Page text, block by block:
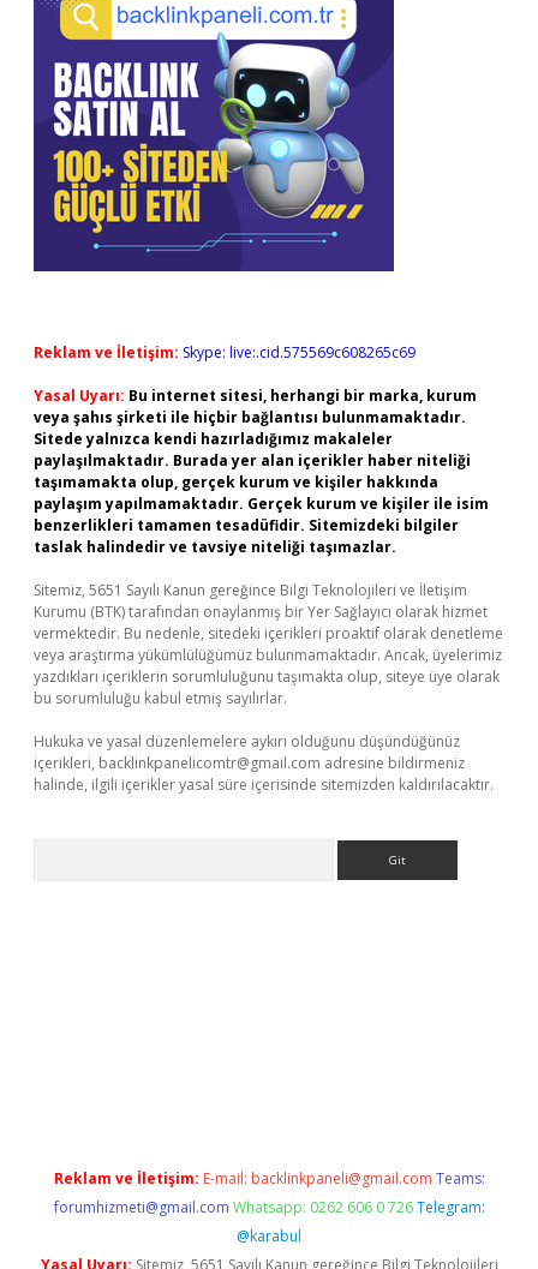
Reklam ve İletişim: Skype: live:.cid.575569c608265c69
Yasal Uyarı: Bu internet sitesi, herhangi bir marka, kurum
veya şahıs şirketi ile hiçbir bağlantısı bulunmamaktadır.
Sitede yalnızca kendi hazırladığımız makaleler
paylaşılmaktadır. Burada yer alan içerikler haber niteliği
taşımamakta olup, gerçek kurum ve kişiler hakkında
paylaşım yapılmamaktadır. Gerçek kurum ve kişiler ile isim
benzerlikleri tamamen tesadüfidir. Sitemizdeki bilgiler
taslak halindedir ve tavsiye niteliği taşımazlar.
Sitemiz, 5651 Sayılı Kanun gereğince Bilgi Teknolojileri ve İletişim
Kurumu (BTK) tarafından onaylanmış bir Yer Sağlayıcı olarak hizmet
vermektedir. Bu nedenle, sitedeki içerikleri proaktif olarak denetleme
veya araştırma yükümlülüğümüz bulunmamaktadır. Ancak, üyelerimiz
yazdıkları içeriklerin sorumluluğunu taşımakta olup, siteye üye olarak
bu sorumluluğu kabul etmiş sayılırlar.
Hukuka ve yasal düzenlemelere aykırı olduğunu düşündüğünüz
içerikleri, backlinkpanelicomtr@gmail.com adresine bildirmeniz
halinde, ilgili içerikler yasal süre içerisinde sitemizden kaldırılacaktır.
Reklam ve İletişim: E-mail: backlinkpaneli@gmail.com Teams:
forumhizmeti@gmail.com Whatsapp: 0262 606 0 726 Telegram:
@karabul
Yasal Uyarı: Sitemiz, 5651 Sayılı Kanun gereğince Bilgi Teknolojileri